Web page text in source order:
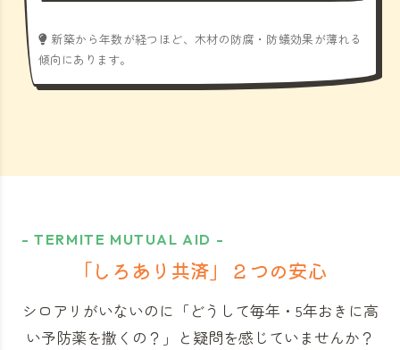
新築から年数が経つほど、木材の防腐・防蟻効果が薄れる
傾向にあります。
- TERMITE MUTUAL AID -
「しろあり共済」 ２つの安心
シロアリがいないのに「どうして毎年・5年おきに高
い予防薬を撒くの？」と 疑問を感じていませんか？